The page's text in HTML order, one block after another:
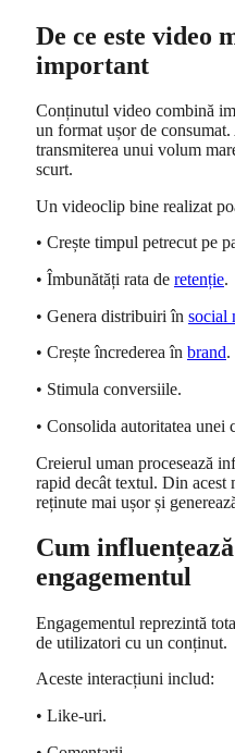
De ce este video
important
Conținutul video combină
un format ușor de
transmiterea unui volum
scurt.
Un videoclip bine realizat
• Crește timpul petrecut pe
• Îmbunătăți rata de retenție.
• Genera distribuiri în social
• Crește încrederea în brand.
• Stimula conversiile.
• Consolida autoritatea unei
Creierul uman procesează
rapid decât textul. Din
reținute mai ușor și
Cum
engagementul
Engagementul reprezintă
de utilizatori cu un conținut.
Aceste interacțiuni includ:
• Like-uri.